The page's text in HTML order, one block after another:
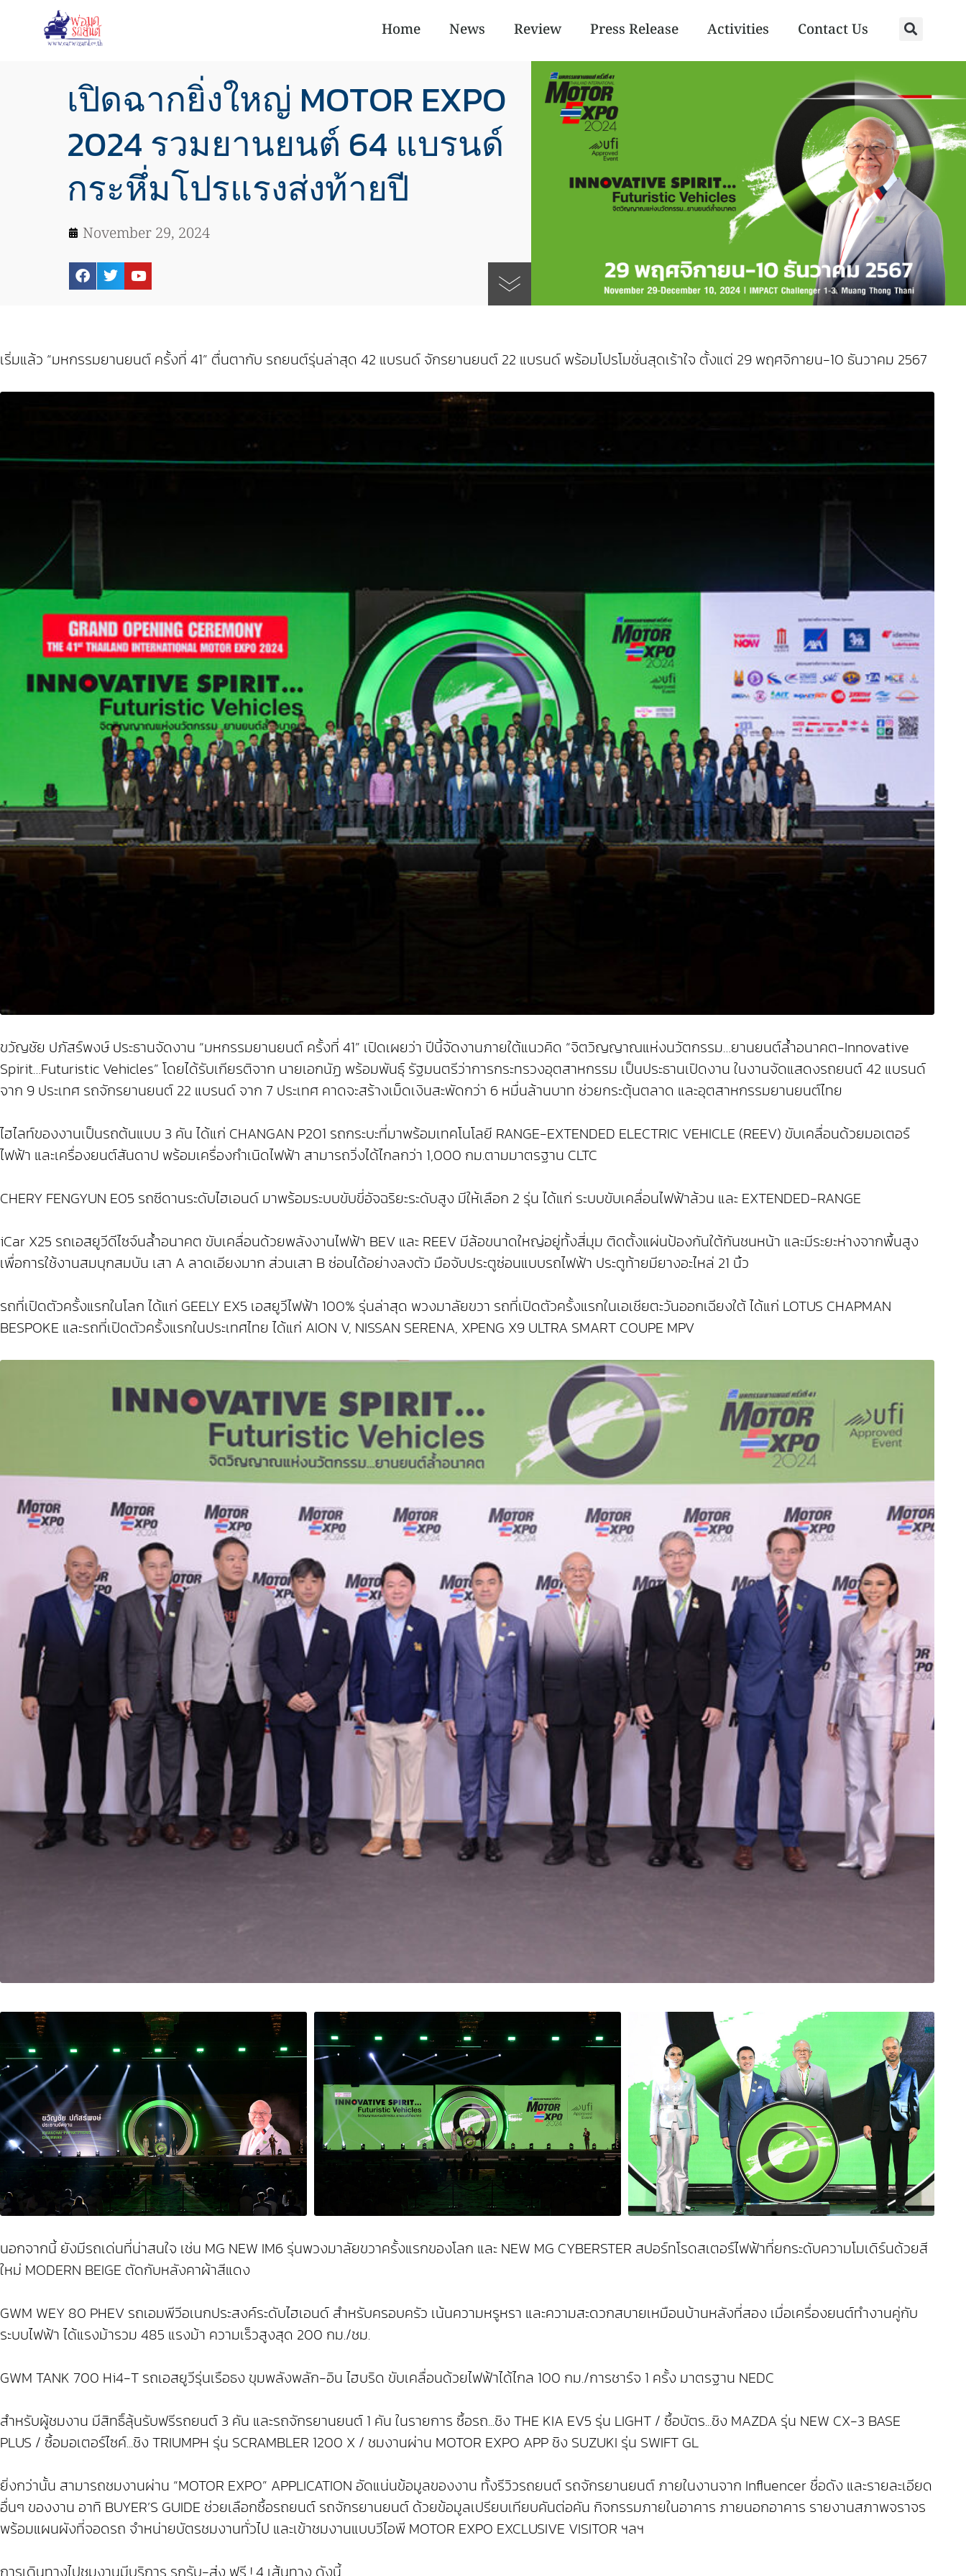
Home News Review Press Release Activities Contact Us
เปิดฉากยิ่งใหญ่ MOTOR EXPO
2024 รวมยานยนต์ 64 แบรนด์
กระหึ่มโปรแรงส่งท้ายปี
November 29, 2024
เริ่มแล้ว “มหกรรมยานยนต์ ครั้งที่ 41” ตื่นตากับ รถยนต์รุ่นล่าสุด 42 แบรนด์ จักรยานยนต์ 22 แบรนด์ พร้อมโปรโมชั่นสุดเร้าใจ ตั้งแต่ 29 พฤศจิกายน-10 ธันวาคม 2567
ขวัญชัย ปภัสร์พงษ์ ประธานจัดงาน “มหกรรมยานยนต์ ครั้งที่ 41” เปิดเผยว่า ปีนี้จัดงานภายใต้แนวคิด “จิตวิญญาณแห่งนวัตกรรม…ยานยนต์ล้ำอนาคต-Innovative
Spirit…Futuristic Vehicles” โดยได้รับเกียรติจาก นายเอกนัฏ พร้อมพันธุ์ รัฐมนตรีว่าการกระทรวงอุตสาหกรรม เป็นประธานเปิดงาน ในงานจัดแสดงรถยนต์ 42 แบรนด์
จาก 9 ประเทศ รถจักรยานยนต์ 22 แบรนด์ จาก 7 ประเทศ คาดจะสร้างเม็ดเงินสะพัดกว่า 6 หมื่นล้านบาท ช่วยกระตุ้นตลาด และอุตสาหกรรมยานยนต์ไทย
ไฮไลท์ของงานเป็นรถต้นแบบ 3 คัน ได้แก่ CHANGAN P201 รถกระบะที่มาพร้อมเทคโนโลยี RANGE-EXTENDED ELECTRIC VEHICLE (REEV) ขับเคลื่อนด้วยมอเตอร์
ไฟฟ้า และเครื่องยนต์สันดาป พร้อมเครื่องกำเนิดไฟฟ้า สามารถวิ่งได้ไกลกว่า 1,000 กม.ตามมาตรฐาน CLTC
CHERY FENGYUN E05 รถซีดานระดับไฮเอนด์ มาพร้อมระบบขับขี่อัจฉริยะระดับสูง มีให้เลือก 2 รุ่น ได้แก่ ระบบขับเคลื่อนไฟฟ้าล้วน และ EXTENDED-RANGE
iCar X25 รถเอสยูวีดีไซจ์นล้ำอนาคต ขับเคลื่อนด้วยพลังงานไฟฟ้า BEV และ REEV มีล้อขนาดใหญ่อยู่ทั้งสี่มุม ติดตั้งแผ่นป้องกันใต้กันชนหน้า และมีระยะห่างจากพื้นสูง
เพื่อการใช้งานสมบุกสมบัน เสา A ลาดเอียงมาก ส่วนเสา B ซ่อนได้อย่างลงตัว มือจับประตูซ่อนแบบรถไฟฟ้า ประตูท้ายมียางอะไหล่ 21 นิ้ว
รถที่เปิดตัวครั้งแรกในโลก ได้แก่ GEELY EX5 เอสยูวีไฟฟ้า 100% รุ่นล่าสุด พวงมาลัยขวา รถที่เปิดตัวครั้งแรกในเอเชียตะวันออกเฉียงใต้ ได้แก่ LOTUS CHAPMAN
BESPOKE และรถที่เปิดตัวครั้งแรกในประเทศไทย ได้แก่ AION V, NISSAN SERENA, XPENG X9 ULTRA SMART COUPE MPV
นอกจากนี้ ยังมีรถเด่นที่น่าสนใจ เช่น MG NEW IM6 รุ่นพวงมาลัยขวาครั้งแรกของโลก และ NEW MG CYBERSTER สปอร์ทโรดสเตอร์ไฟฟ้าที่ยกระดับความโมเดิร์นด้วยสี
ใหม่ MODERN BEIGE ตัดกับหลังคาผ้าสีแดง
GWM WEY 80 PHEV รถเอมพีวีอเนกประสงค์ระดับไฮเอนด์ สำหรับครอบครัว เน้นความหรูหรา และความสะดวกสบายเหมือนบ้านหลังที่สอง เมื่อเครื่องยนต์ทำงานคู่กับ
ระบบไฟฟ้า ได้แรงม้ารวม 485 แรงม้า ความเร็วสูงสุด 200 กม./ชม.
GWM TANK 700 Hi4-T รถเอสยูวีรุ่นเรือธง ขุมพลังพลัก-อิน ไฮบริด ขับเคลื่อนด้วยไฟฟ้าได้ไกล 100 กม./การชาร์จ 1 ครั้ง มาตรฐาน NEDC
สำหรับผู้ชมงาน มีสิทธิ์ลุ้นรับฟรีรถยนต์ 3 คัน และรถจักรยานยนต์ 1 คัน ในรายการ ซื้อรถ...ชิง THE KIA EV5 รุ่น LIGHT / ซื้อบัตร...ชิง MAZDA รุ่น NEW CX-3 BASE
PLUS / ซื้อมอเตอร์ไซค์...ชิง TRIUMPH รุ่น SCRAMBLER 1200 X / ชมงานผ่าน MOTOR EXPO APP ชิง SUZUKI รุ่น SWIFT GL
ยิ่งกว่านั้น สามารถชมงานผ่าน “MOTOR EXPO” APPLICATION อัดแน่นข้อมูลของงาน ทั้งรีวิวรถยนต์ รถจักรยานยนต์ ภายในงานจาก Influencer ชื่อดัง และรายละเอียด
อื่นๆ ของงาน อาทิ BUYER’S GUIDE ช่วยเลือกซื้อรถยนต์ รถจักรยานยนต์ ด้วยข้อมูลเปรียบเทียบคันต่อคัน กิจกรรมภายในอาคาร ภายนอกอาคาร รายงานสภาพจราจร
พร้อมแผนผังที่จอดรถ จำหน่ายบัตรชมงานทั่วไป และเข้าชมงานแบบวีไอพี MOTOR EXPO EXCLUSIVE VISITOR ฯลฯ
การเดินทางไปชมงานมีบริการ รถรับ-ส่ง ฟรี ! 4 เส้นทาง ดังนี้